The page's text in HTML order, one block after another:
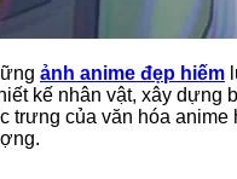
ảnh anime đẹp hiếm
kế nhân vật, xây dựng
trưng của văn hóa